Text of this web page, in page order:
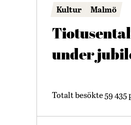
Kultur Malmö
under
Totalt besökte 59 435